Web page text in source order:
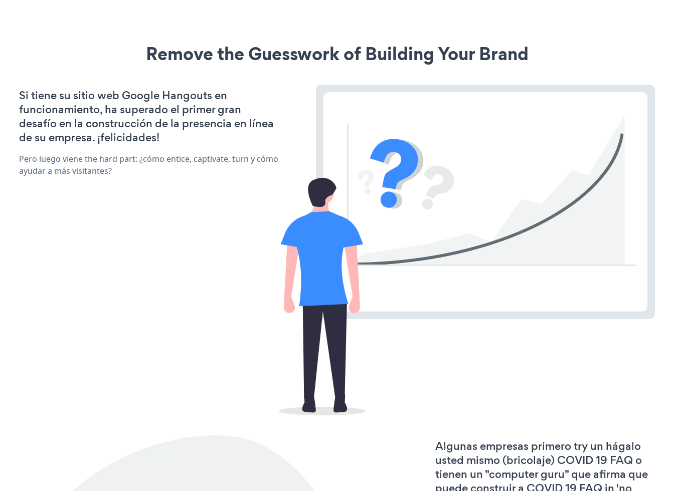
Remove the Guesswork of Building Your Brand
Si tiene su sitio web Google Hangouts en
funcionamiento, ha superado el primer gran
desafío en la construcción de la presencia en línea
de su empresa. ¡felicidades!
Pero luego viene the hard part: ¿cómo entice, captivate, turn y cómo
ayudar a más visitantes?
Algunas empresas primero try un hágalo
usted mismo (bricolaje) COVID 19 FAQ o
tienen un "computer guru" que afirma que